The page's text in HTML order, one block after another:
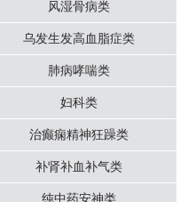
风湿骨病类
乌发生发高血脂症类
肺病哮喘类
妇科类
治癫痫精神狂躁类
补肾补血补气类
纯中药安神类